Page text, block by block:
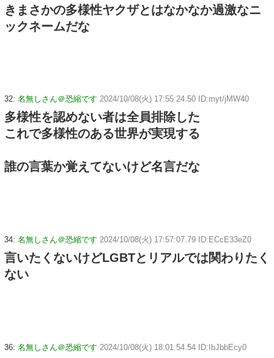
きまさかの多様性ヤクザとはなかなか過激なニ
ックネームだな
32: 名無しさん＠恐縮です 2024/10/08(火) 17:55:24.50 ID:myt/jMW40
多様性を認めない者は全員排除した
これで多様性のある世界が実現する
誰の言葉か覚えてないけど名言だな
34: 名無しさん＠恐縮です 2024/10/08(火) 17:57:07.79 ID:ECcE33eZ0
言いたくないけどLGBTとリアルでは関わりたく
ない
36: 名無しさん＠恐縮です 2024/10/08(火) 18:01:54.54 ID:IbJbbEcy0